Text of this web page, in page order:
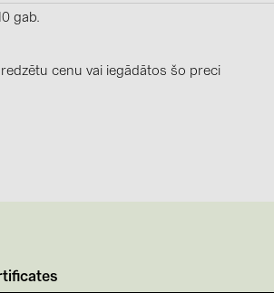
gab.
redzētu cenu vai iegādātos šo preci